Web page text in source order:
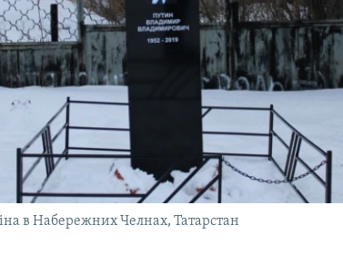
в Набережних Челнах, Татарстан